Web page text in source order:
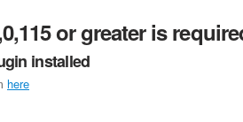
or greater is
installed
here